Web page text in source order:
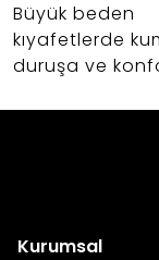
Büyük beden
kıyafetlerde
duruşa ve
takım ve dış
kurtaracak
Kurumsal